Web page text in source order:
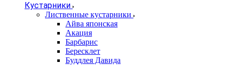
Кустарники
Лиственные кустарники
Айва японская
Акация
Барбарис
Бересклет
Буддлея Давида